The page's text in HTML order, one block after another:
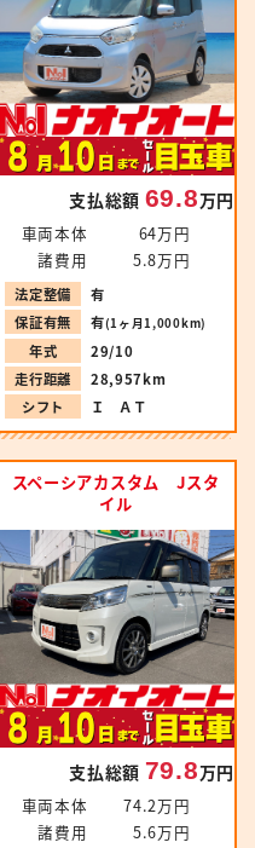
支払総額 69.8万円
車両本体
64万円
諸費用
5.8万円
法定整備
有
保証有無
有(1ヶ月1,000km)
年式
29/10
走行距離
28,957km
シフト
Ｉ ＡＴ
スペーシアカスタム Jスタ
イル
支払総額 79.8万円
車両本体
74.2万円
諸費用
5.6万円